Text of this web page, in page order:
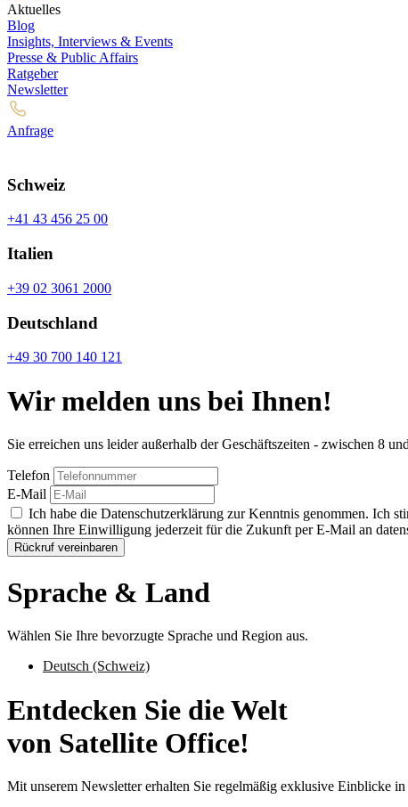
Aktuelles
Blog
Insights, Interviews & Events
Presse & Public Affairs
Ratgeber
Newsletter
Anfrage
Schweiz
+41 43 456 25 00
Italien
+39 02 3061 2000
Deutschland
+49 30 700 140 121
Wir melden uns bei Ihnen!
Sie erreichen uns leider außerhalb der Geschäftszeiten - zwischen 8
Telefon
E-Mail
Ich habe die Datenschutzerklärung zur Kenntnis genommen. Ich
können Ihre Einwilligung jederzeit für die Zukunft per E-Mail an
Rückruf vereinbaren
Sprache & Land
Wählen Sie Ihre bevorzugte Sprache und Region aus.
Deutsch (Schweiz)
Entdecken Sie die Welt
von Satellite Office!
Mit unserem Newsletter erhalten Sie regelmäßig exklusive Einblicke